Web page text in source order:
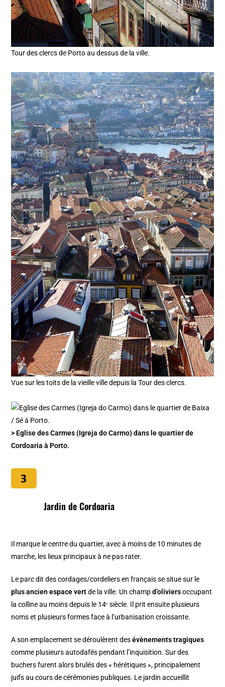
Tour des clercs de Porto au dessus de la ville.
Vue sur les toits de la vieille ville depuis la Tour des clercs.
> Eglise des Carmes (Igreja do Carmo) dans le quartier de
Cordoaria à Porto.
Jardin de Cordoaria
Il marque le centre du quartier, avec à moins de 10 minutes de
marche, les lieux principaux à ne pas rater.
Le parc dit des cordages/cordeliers en français se situe sur le
plus ancien espace vertde la ville. Un champd’oliviersoccupant
la colline au moins depuis le 14ᵉ siècle. Il prit ensuite plusieurs
noms et plusieurs formes face à l’urbanisation croissante.
A son emplacement se déroulèrent desévènements tragiques
comme plusieurs autodafés pendant l’inquisition. Sur des
buchers furent alors brulés des « hérétiques », principalement
juifs au cours de cérémonies publiques. Le jardin accueillit